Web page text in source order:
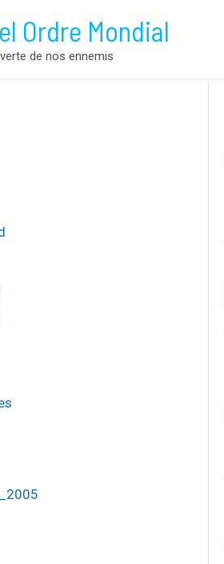
Ordre Mondial
de nos ennemis